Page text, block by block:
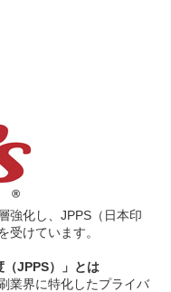
強化し、JPPS（日本印
受けています。
（JPPS）」とは
業界に特化したプライバ